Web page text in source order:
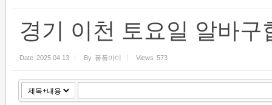
경기 이천 토요일 알바구
Date 2025.04.13 By 퐁퐁마미 Views 573